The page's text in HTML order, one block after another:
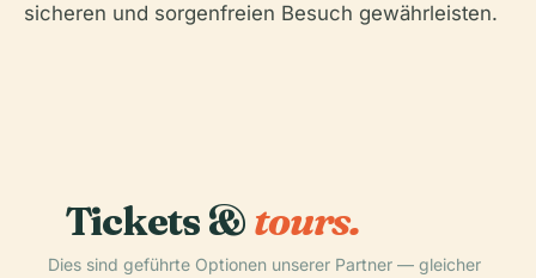
sicheren und sorgenfreien Besuch gewährleisten.
Tickets &tours.
Dies sind geführte Optionen unserer Partner — gleicher